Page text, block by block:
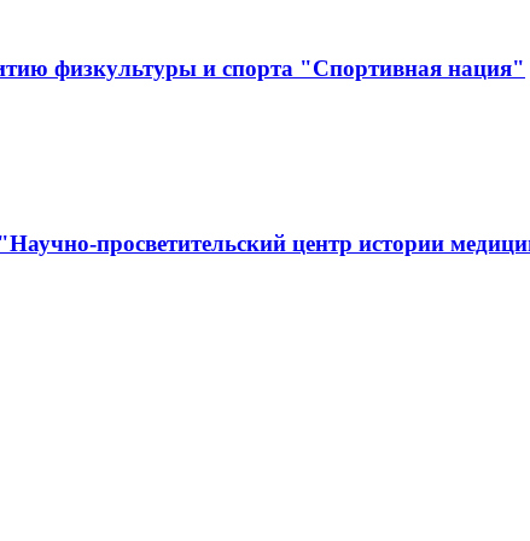
физкультуры и спорта "Спортивная нация"
просветительский центр истории